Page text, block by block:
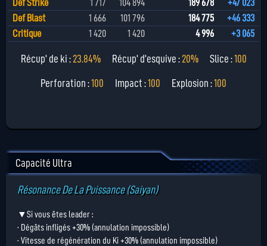
Def Strike
1 717 104 894 189 678
+47 023
Def Blast
1 666 101 796 184 775
+46 333
Critique
1 420 1 420 4 996 +3 065
Récup' de ki : 23.84% Récup' d'esquive : 20% Slice :100
Perforation :100 Impact :100 Explosion :100
Capacité Ultra
Résonance De La Puissance (Saiyan)
▼Si vous êtes leader :
· Dégâts infligés +30% (annulation impossible)
· Vitesse de régénération du Ki +30% (annulation impossible)